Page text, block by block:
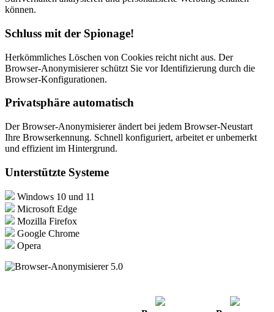
können.
Schluss mit der Spionage!
Herkömmliches Löschen von Cookies reicht nicht aus. Der
Browser-Anonymisierer schützt Sie vor Identifizierung durch die
Browser-Konfigurationen.
Privatsphäre automatisch
Der Browser-Anonymisierer ändert bei jedem Browser-Neustart
Ihre Browserkennung. Schnell konfiguriert, arbeitet er unbemerkt
und effizient im Hintergrund.
Unterstützte Systeme
Windows 10 und 11
Microsoft Edge
Mozilla Firefox
Google Chrome
Opera